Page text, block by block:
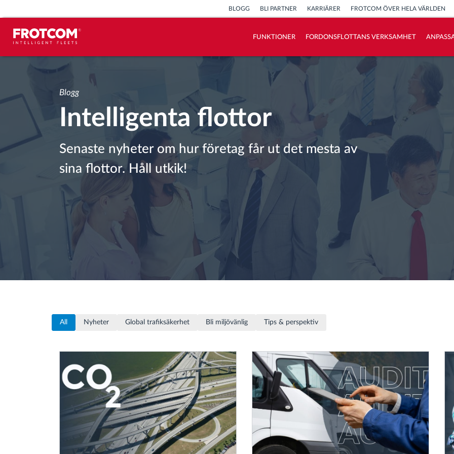
BLOGG BLI PARTNER KARRIÄRER FROTCOM ÖVER HELA VÄRLDEN
FUNKTIONER FORDONSFLOTTANS VERKSAMHET
Spårning av fordon och
Körbeteende analys
Körtidsövervakning
Workforce management
järrstyrd nedladdning från färdskrivare
Åtkomstkontroll
Bränslehantering
Ruttplanering och övervakning
Automatisk förare identifiering
Vi löser varje flottas verksamhetsbehov
Blogg
Intelligenta flottor
Senaste nyheter om hur företag får ut det mesta av
sina flottor. Håll utkik!
All Nyheter Global trafiksäkerhet Bli miljövänlig Tips & perspektiv